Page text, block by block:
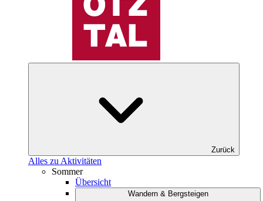
Zurück
Alles zu Aktivitäten
Sommer
Übersicht
Wandern & Bergsteigen